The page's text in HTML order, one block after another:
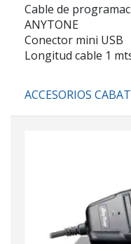
Cable de
ANYTONE
Conector mini USB
Longitud cable 1
ACCESORIOS